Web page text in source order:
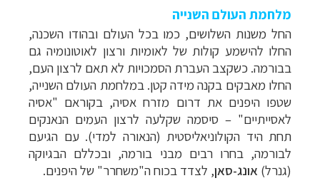
מלחמת העולם השנייה
החל משנות השלושים, כמו בכל העולם ובהודו השכנה,
החלו להישמע קולות של לאומיות ורצון לאוטונומיה גם
בבורמה. כשקצב העברת הסמכויות לא תאם לרצון העם,
החלו מאבקים בקנה מידה קטן.במלחמת העולם השנייה,
שטפו היפנים את דרום מזרח אסיה, בקוראם "אסיה
לאסייתיים" – סיסמה שקלעה לרצון העמים הנאנקים
תחת היד הקולוניאליסטית (הנאורה למדי). עם הגיעם
לבורמה, בחרו רבים מבני בורמה, ובכללם הבגיוקה
(גנרל) אונג-סאן, לצדד בכוח ה"משחרר" של היפנים.